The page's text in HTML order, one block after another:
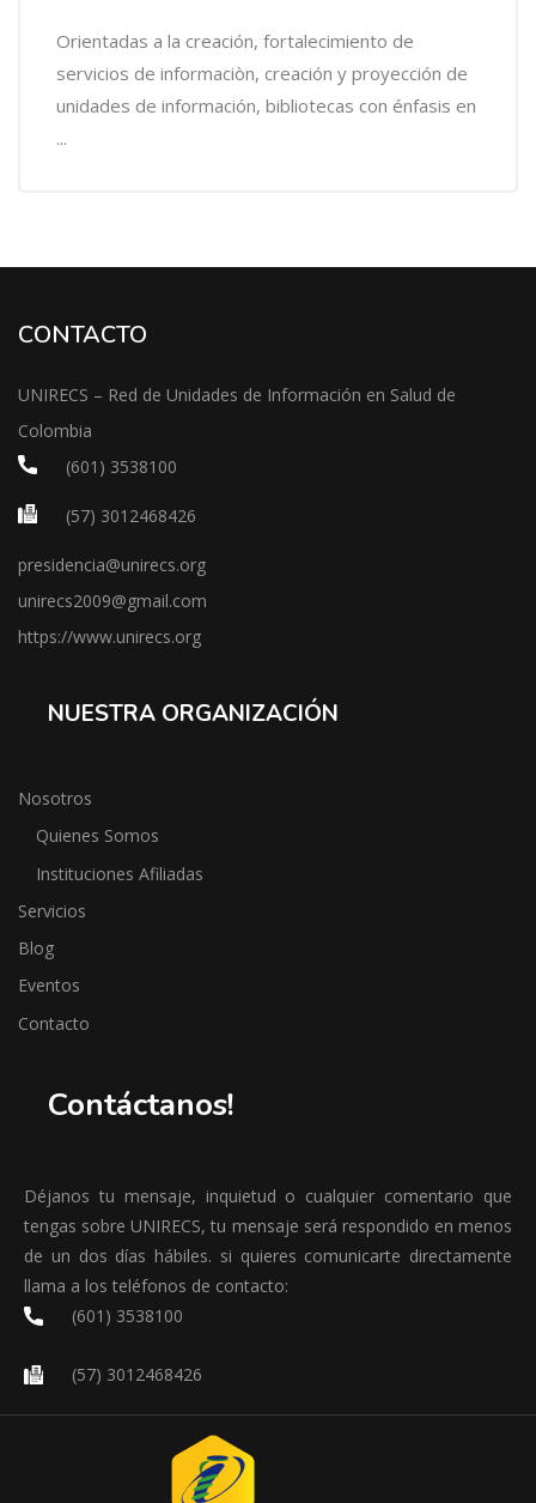
Orientadas a la creación, fortalecimiento de
servicios de informaciòn, creación y proyección de
unidades de información, bibliotecas con énfasis en
...
CONTACTO
UNIRECS – Red de Unidades de Información en Salud de
Colombia
(601) 3538100
(57) 3012468426
presidencia@unirecs.org
unirecs2009@gmail.com
https://www.unirecs.org
NUESTRA ORGANIZACIÓN
Nosotros
Quienes Somos
Instituciones Afiliadas
Servicios
Blog
Eventos
Contacto
Contáctanos!
Déjanos tu mensaje, inquietud o cualquier comentario que
tengas sobre UNIRECS, tu mensaje será respondido en menos
de un dos días hábiles. si quieres comunicarte directamente
llama a los teléfonos de contacto:
(601) 3538100
(57) 3012468426